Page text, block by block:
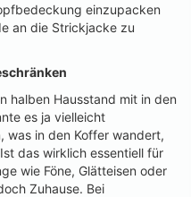
einzupacken
an die Strickjacke zu
halben Hausstand mit in den
es ja vielleicht
was in den Koffer wandert,
das wirklich essentiell für
wie Föne, Glätteisen oder
Zuhause. Bei